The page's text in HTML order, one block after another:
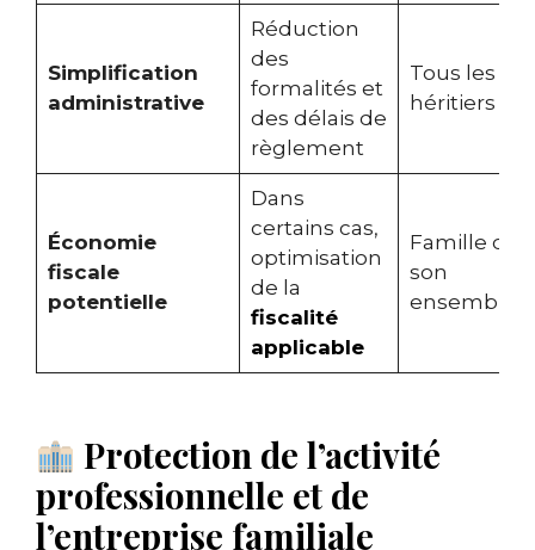
Simplification
administrative
Réduction
des
formalités et
des délais de
règlement
Tous les
héritiers
Économie
fiscale
potentielle
Dans
certains cas,
optimisation
de la
fiscalité
applicable
Famille
son
ensemble
Protection de l’activité
professionnelle et de
l’entreprise familiale